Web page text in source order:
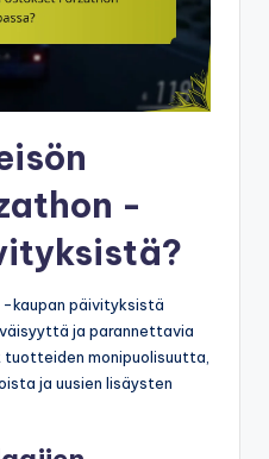
-
-kaupan päivityksistä
ja parannettavia
monipuolisuutta,
ja uusien lisäysten